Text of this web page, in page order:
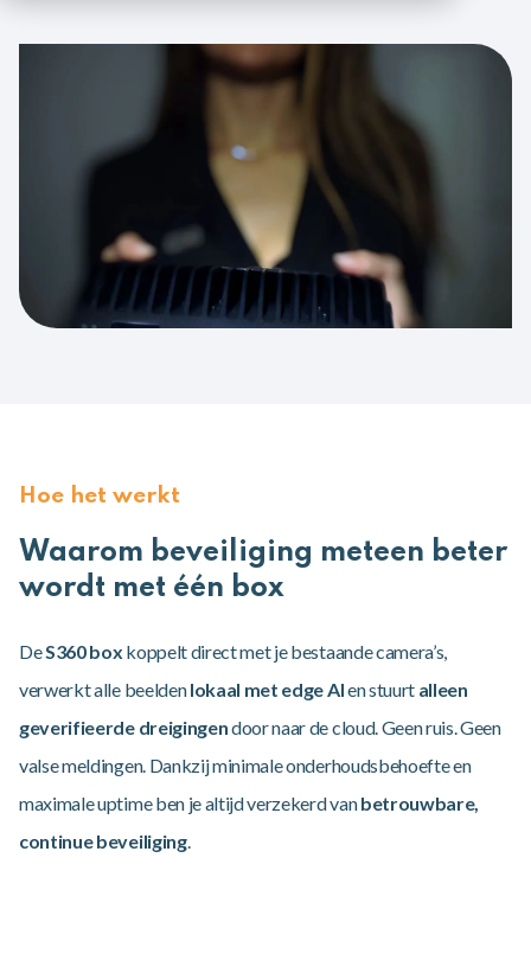
Hoe het werkt
Waarom beveiliging meteen beter
wordt met één box
DeS360 box koppelt direct met je bestaande camera’s,
verwerkt alle beeldenlokaal met edge AIen stuurt alleen
geverifieerde dreigingendoor naar de cloud. Geen ruis. Geen
valse meldingen. Dankzij minimale onderhoudsbehoefte en
maximale uptime ben je altijd verzekerd vanbetrouwbare,
continue beveiliging.